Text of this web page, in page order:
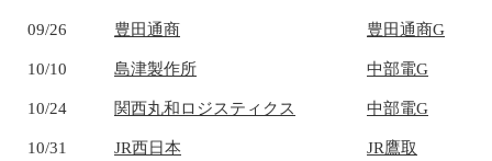
09/26 豊田通商 豊田通商G
10/10 島津製作所 中部電G
10/24 関西丸和ロジスティクス 中部電G
10/31 JR西日本 JR鷹取